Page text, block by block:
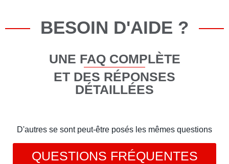
BESOIN D'AIDE ?
UNE FAQ COMPLÈTE
ET DES RÉPONSES
DÉTAILLÉES
D'autres se sont peut-être posés les mêmes questions
QUESTIONS FRÉQUENTES